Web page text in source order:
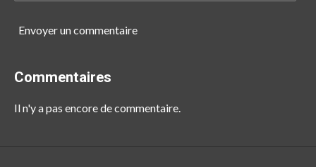
Envoyer un commentaire
Commentaires
Il n'y a pas encore de commentaire.